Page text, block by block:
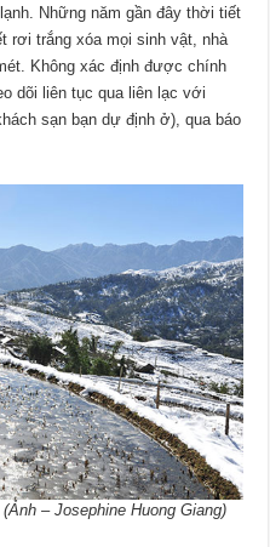
Những năm gần đây thời tiết
rơi trắng xóa mọi sinh vật, nhà
Không xác định được chính
dõi liên tục qua liên lạc với
sạn bạn dự định ở), qua báo
– Josephine Huong Giang)